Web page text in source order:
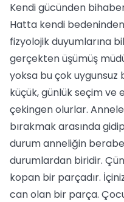
Kendi gücünden
Hatta kendi
fizyolojik duyumlarına
gerçekten üşümüş
yoksa bu çok uygunsuz
küçük, günlük seçim ve
çekingen olurlar.
bırakmak arasında
durum anneliğin
durumlardan biridir.
kopan bir parçadır.
can olan bir parça.